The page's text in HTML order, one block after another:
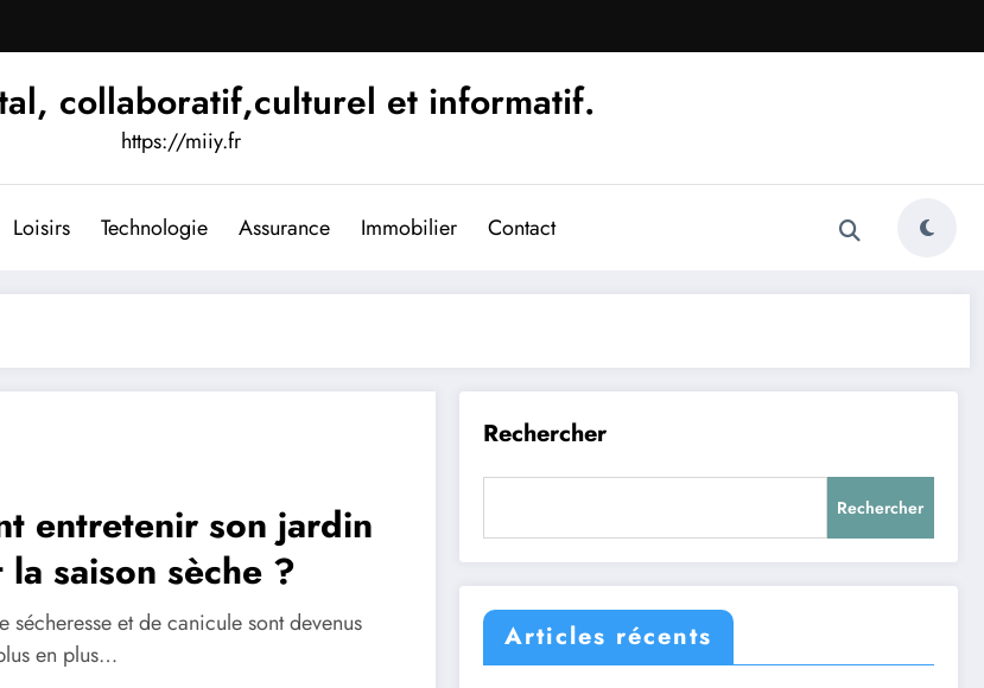
collaboratif,culturel et informatif.
https://miiy.fr
Loisirs Technologie Assurance Immobilier Contact
entretenir son jardin
saison sèche ?
sécheresse et de canicule sont devenus
en plus…
Rechercher
Rechercher
Articles récents